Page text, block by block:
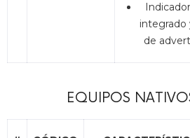
integrado
de
EQUIPOS